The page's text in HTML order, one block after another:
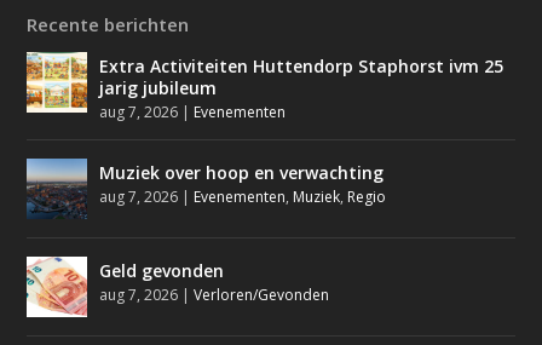
Recente berichten
Extra Activiteiten Huttendorp Staphorst ivm 25
jarig jubileum
aug 7, 2026 | Evenementen
Muziek over hoop en verwachting
aug 7, 2026 | Evenementen, Muziek, Regio
Geld gevonden
aug 7, 2026 |Verloren/Gevonden